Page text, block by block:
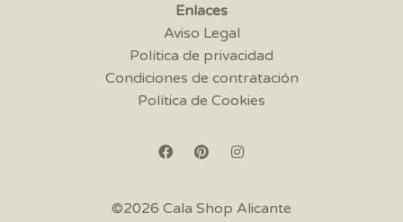
Enlaces
Aviso Legal
Política de privacidad
Condiciones de contratación
Política de Cookies
©2026 Cala Shop Alicante